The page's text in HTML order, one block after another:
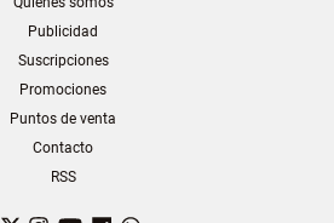
Publicidad
Suscripciones
Promociones
Puntos de venta
Contacto
RSS